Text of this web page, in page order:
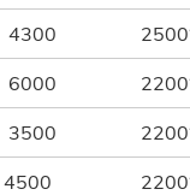
4300
6000
3500
4500